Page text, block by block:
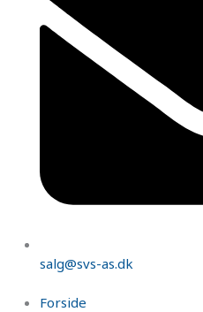
salg@svs-as.dk
Forside